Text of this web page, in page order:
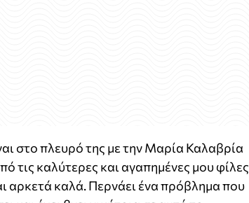
στο πλευρό της με την Μαρία Καλαβρία
τις καλύτερες και αγαπημένες μου φίλες
αρκετά καλά. Περνάει ένα πρόβλημα που